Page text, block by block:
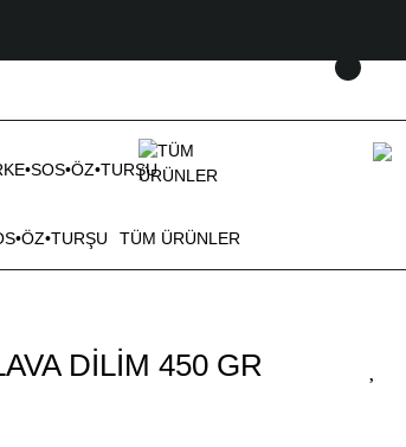
TÜM ÜRÜNLER
DİLİM 450 GR